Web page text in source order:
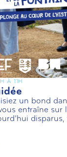
À 11H
un bond
entraîne sur